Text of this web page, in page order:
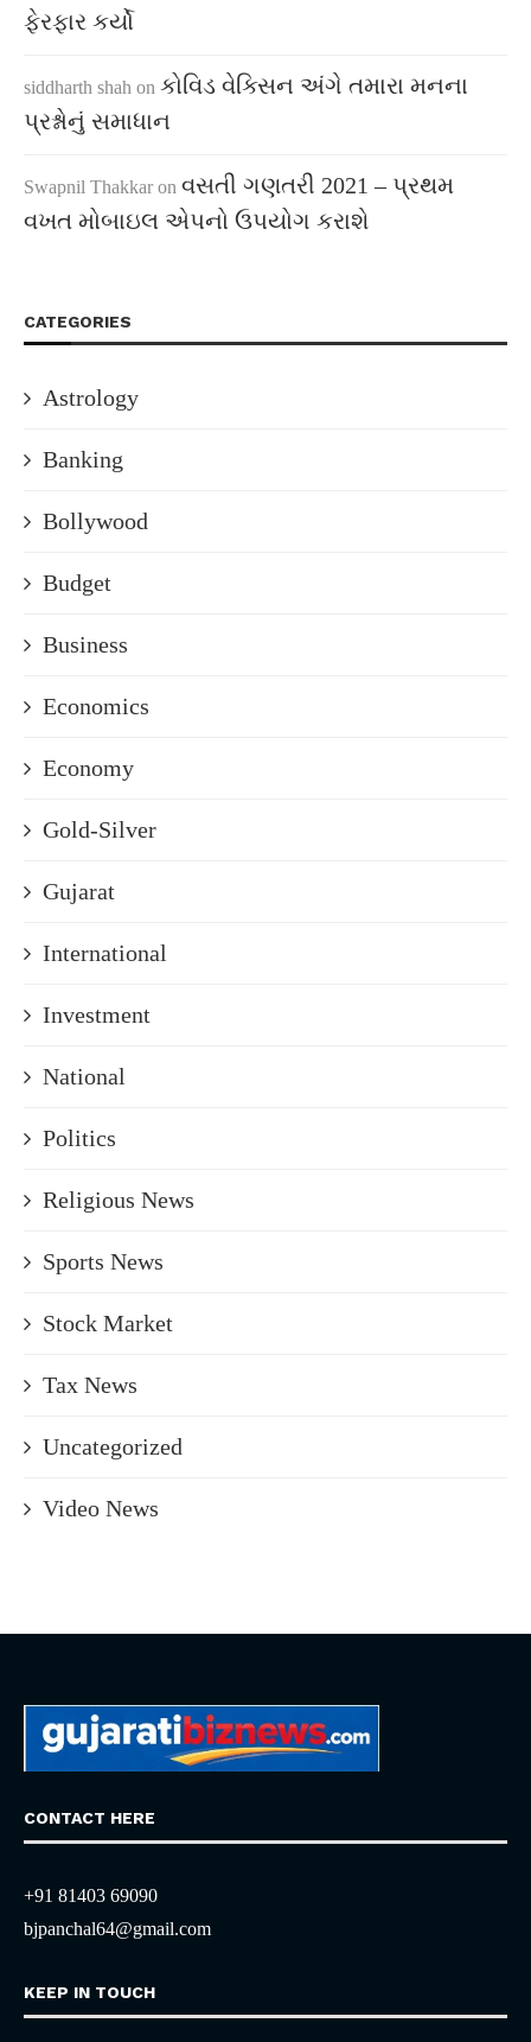
ફેરફાર કર્યો
siddharth shah on કોવિડ વેક્સિન અંગે તમારા મનના
પ્રશ્નોનું સમાધાન
Swapnil Thakkar on વસતી ગણતરી 2021 – પ્રથમ
વખત મોબાઇલ એપનો ઉપયોગ કરાશે
CATEGORIES
Astrology
Banking
Bollywood
Budget
Business
Economics
Economy
Gold-Silver
Gujarat
International
Investment
National
Politics
Religious News
Sports News
Stock Market
Tax News
Uncategorized
Video News
CONTACT HERE
+91 81403 69090
bjpanchal64@gmail.com
KEEP IN TOUCH